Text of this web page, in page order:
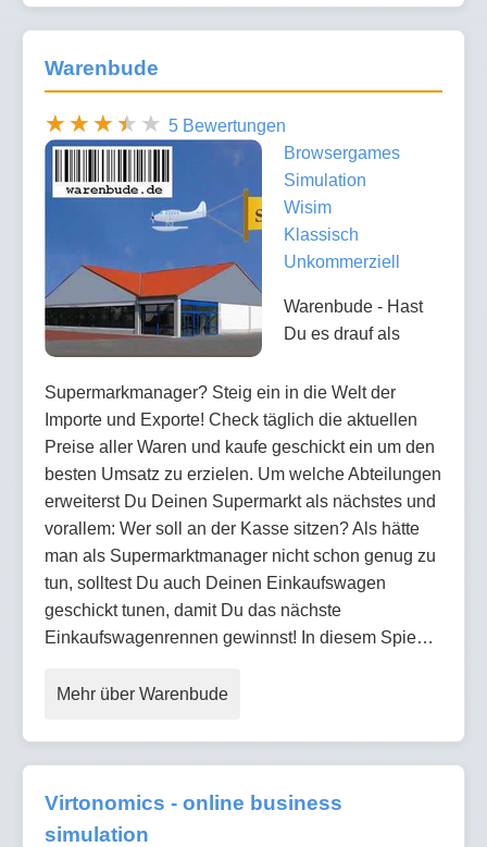
Warenbude
5 Bewertungen
Browsergames
Simulation
Wisim
Klassisch
Unkommerziell
Warenbude - Hast
Du es drauf als
Supermarkmanager? Steig ein in die Welt der
Importe und Exporte! Check täglich die aktuellen
Preise aller Waren und kaufe geschickt ein um den
besten Umsatz zu erzielen. Um welche Abteilungen
erweiterst Du Deinen Supermarkt als nächstes und
vorallem: Wer soll an der Kasse sitzen? Als hätte
man als Supermarktmanager nicht schon genug zu
tun, solltest Du auch Deinen Einkaufswagen
geschickt tunen, damit Du das nächste
Einkaufswagenrennen gewinnst! In diesem Spie…
Mehr über Warenbude
Virtonomics - online business
simulation